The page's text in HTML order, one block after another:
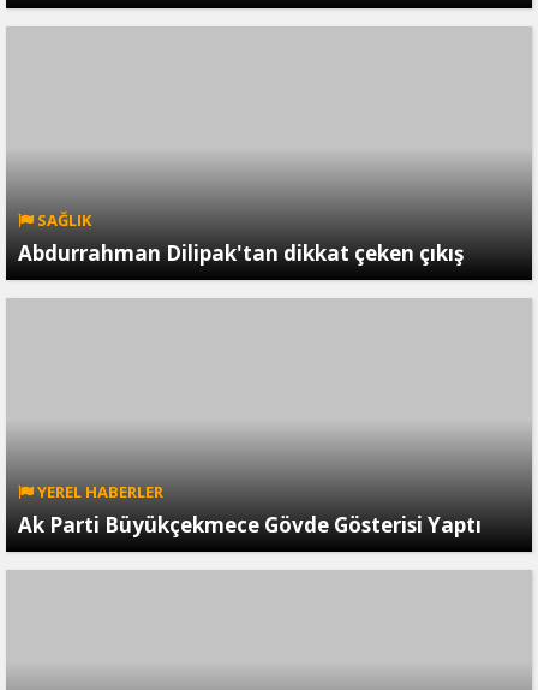
SAĞLIK
Abdurrahman Dilipak'tan dikkat çeken çıkış
YEREL HABERLER
Ak Parti Büyükçekmece Gövde Gösterisi Yaptı